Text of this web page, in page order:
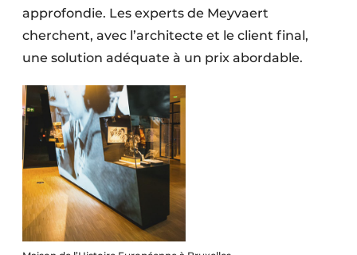
approfondie. Les experts de Meyvaert
cherchent, avec l’architecte et le client final,
une solution adéquate à un prix abordable.